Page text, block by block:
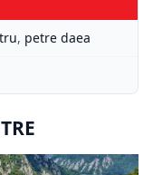
, petre daea